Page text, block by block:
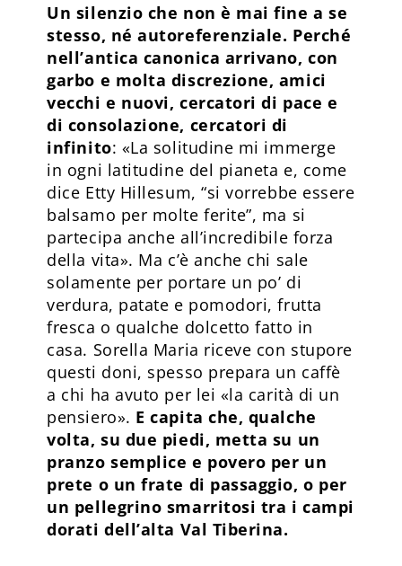
Un silenzio che non è mai fine a se
stesso, né autoreferenziale. Perché
nell’antica canonica arrivano, con
garbo e molta discrezione, amici
vecchi e nuovi, cercatori di pace e
di consolazione, cercatori di
infinito: «La solitudine mi immerge
in ogni latitudine del pianeta e, come
dice Etty Hillesum, “si vorrebbe essere
balsamo per molte ferite”, ma si
partecipa anche all’incredibile forza
della vita». Ma c’è anche chi sale
solamente per portare un po’ di
verdura, patate e pomodori, frutta
fresca o qualche dolcetto fatto in
casa. Sorella Maria riceve con stupore
questi doni, spesso prepara un caffè
a chi ha avuto per lei «la carità di un
pensiero». E capita che, qualche
volta, su due piedi, metta su un
pranzo semplice e povero per un
prete o un frate di passaggio, o per
un pellegrino smarritosi tra i campi
dorati dell’alta Val Tiberina.